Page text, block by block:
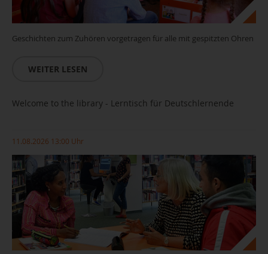
Geschichten zum Zuhören vorgetragen für alle mit gespitzten Ohren
WEITER LESEN
Welcome to the library - Lerntisch für Deutschlernende
11.08.2026 13:00 Uhr